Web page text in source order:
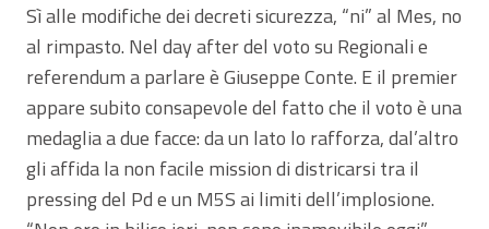
Sì alle modifiche dei decreti sicurezza, “ni” al Mes, no
al rimpasto. Nel day after del voto su Regionali e
referendum a parlare è Giuseppe Conte. E il premier
appare subito consapevole del fatto che il voto è una
medaglia a due facce: da un lato lo rafforza, dal’altro
gli affida la non facile mission di districarsi tra il
pressing del Pd e un M5S ai limiti dell’implosione.